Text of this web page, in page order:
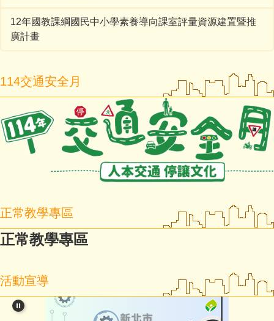
12年國教課綱國民中小學素養導向課室評量資源建置暨推
廣計畫
114交通安全月
正常教學專區
正常教學專區
活動宣導